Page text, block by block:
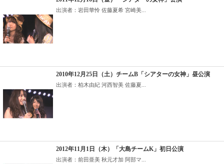
出演者：岩田華怜 佐藤夏希 宮崎美...
2010年12月25日（土）チームB「シアターの女神」昼公演
出演者：柏木由紀 河西智美 佐藤夏...
2012年11月1日（木）「大島チームK」初日公演
出演者：前田亜美 秋元才加 阿部マ...